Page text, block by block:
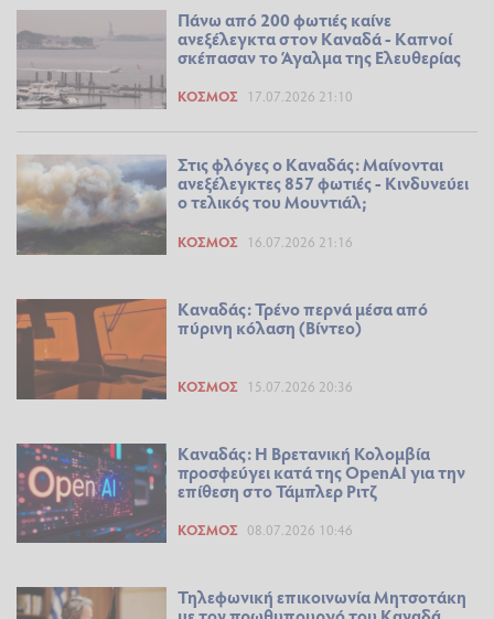
Πάνω από 200 φωτιές καίνε
ανεξέλεγκτα στον Καναδά - Καπνοί
σκέπασαν το Άγαλμα της Ελευθερίας
ΚΌΣΜΟΣ 17.07.2026 21:10
Στις φλόγες ο Καναδάς: Μαίνονται
ανεξέλεγκτες 857 φωτιές - Κινδυνεύει
ο τελικός του Μουντιάλ;
ΚΌΣΜΟΣ 16.07.2026 21:16
Καναδάς: Τρένο περνά μέσα από
πύρινη κόλαση (Βίντεο)
ΚΌΣΜΟΣ 15.07.2026 20:36
Καναδάς: Η Βρετανική Κολομβία
προσφεύγει κατά της OpenAI για την
επίθεση στο Τάμπλερ Ριτζ
ΚΌΣΜΟΣ 08.07.2026 10:46
Τηλεφωνική επικοινωνία Μητσοτάκη